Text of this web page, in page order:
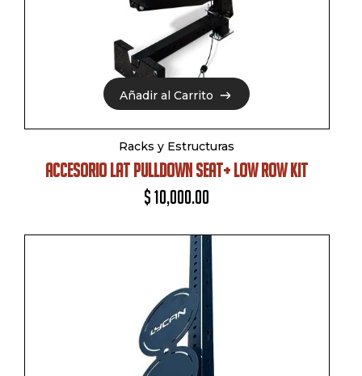
Añadir al Carrito
Añadir al Carrito
Racks y Estructuras
ACCESORIO LAT PULLDOWN SEAT+ LOW ROW KIT
$ 10,000.00